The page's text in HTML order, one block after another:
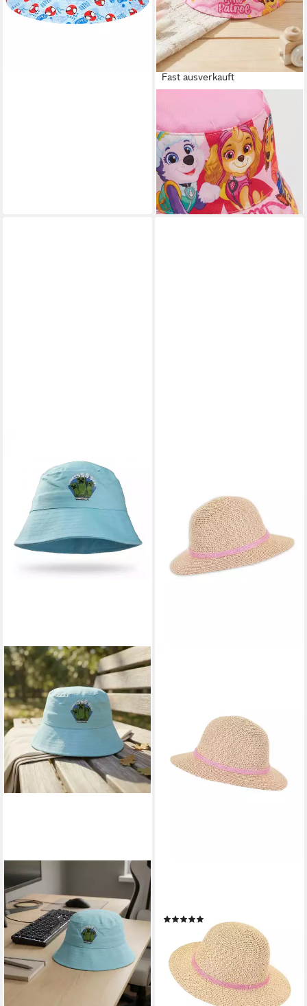
Fast ausverkauft
Fischerhut Paw Patrol Skye
Everst Liberty Kinder
Fischermütze Fischerhut Gr.
53
11,95 €
lieferbar - in 4-5 Werktagen bei dir
MINECRAFT
Fischerhut Minecraft Creeper
Kinder Jungen Fischerhut Hut
Gr. 52 bis 54, 100%
Baumwolle in Grün oder Blau
11,90 €
lieferbar - in 4-5 Werktagen bei dir
UVP22,99 €
-57%
lieferbar - in 3-4 Werktagen bei dir